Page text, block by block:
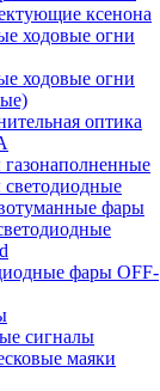
ксенона
ходовые огни
ходовые огни
оптика
фары
фары OFF-
сигналы
маяки